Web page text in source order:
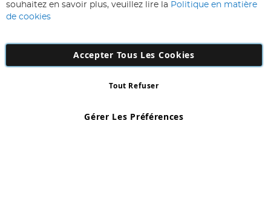
d’information
:
Number: 863029607
souhaitez en savoir plus, veuillez lire la Politique en matière
de cookies
Accepter Tous Les Cookies
Gérer Les Préférences
Tout Refuser